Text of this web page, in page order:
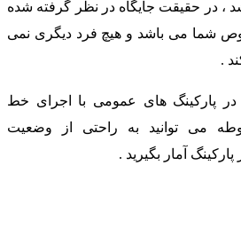
، در حقیقت جایگاه در نظر گرفته شده
شما می باشد و هیچ فرد دیگری نمی
.
در پارکینگ های عمومی با اجرای خط
می توانید به راحتی از وضعیت
آمار بگیرید .